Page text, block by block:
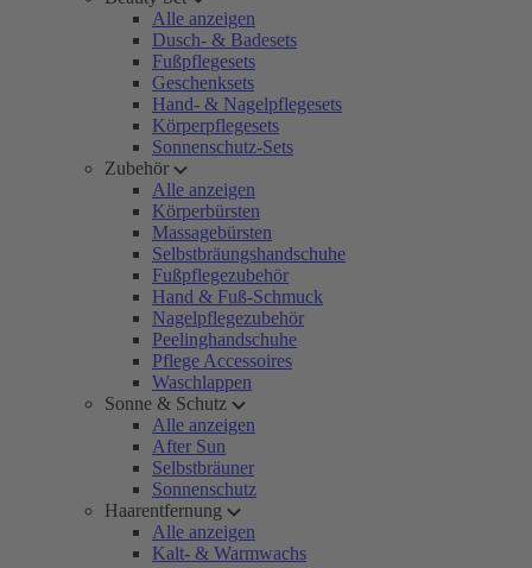
Alle anzeigen
Dusch- & Badesets
Fußpflegesets
Geschenksets
Hand- & Nagelpflegesets
Körperpflegesets
Sonnenschutz-Sets
Zubehör
Alle anzeigen
Körperbürsten
Massagebürsten
Selbstbräungshandschuhe
Fußpflegezubehör
Hand & Fuß-Schmuck
Nagelpflegezubehör
Peelinghandschuhe
Pflege Accessoires
Waschlappen
Sonne & Schutz
Alle anzeigen
After Sun
Selbstbräuner
Sonnenschutz
Haarentfernung
Alle anzeigen
Kalt- & Warmwachs